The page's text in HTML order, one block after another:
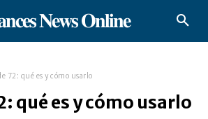
𝐍𝐞𝐰𝐬 𝐎𝐧𝐥𝐢𝐧𝐞
72: qué es y cómo usarlo
qué es y cómo usarlo